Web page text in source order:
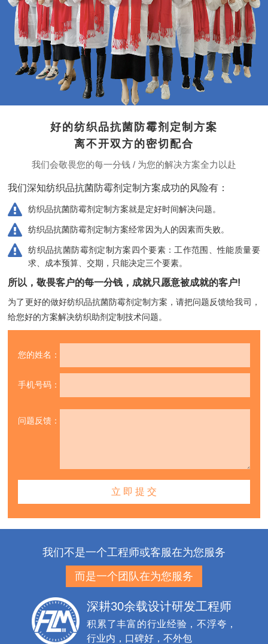
好的纺织品抗菌防霉剂定制方案
离不开双方的密切配合
我们会敬畏您的每一分钱 / 为您的解决方案全力以赴
我们深知纺织品抗菌防霉剂定制方案成功的风险有：
纺织品抗菌防霉剂定制方案就是定好时间解决问题。
纺织品抗菌防霉剂定制方案经常因为人的因素而失败。
纺织品抗菌防霉剂定制方案四个要素：工作范围、性能质量要
求、成本预算、交期，只能决定三个要素。
所以，敬畏客户的每一分钱，成就只愿意被成就的客户!
为了更好的做好纺织品抗菌防霉剂定制方案，请把问题反馈给我司，
给您好的方案解决纺织助剂定制技术问题。
您的姓名：
手机号码：
问题反馈：
我们不是一个工程师或客服在为您服务
而是一个团队在为您服务
深耕30余载设计研发工程师
积累了丰富的行业经验，不浮夸，
行业内，口碑好，不外包